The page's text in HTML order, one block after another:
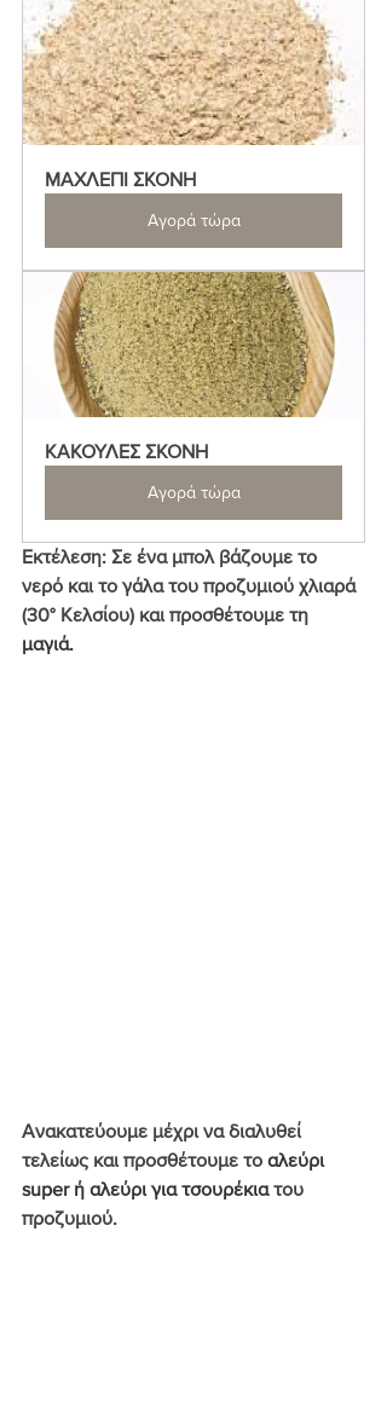
ΜΑΧΛΕΠΙ ΣΚΟΝΗ
Αγορά τώρα
ΚΑΚΟΥΛΕΣ ΣΚΟΝΗ
Αγορά τώρα
Εκτέλεση: Σε ένα μπολ βάζουμε το
νερό και το γάλα του προζυμιού χλιαρά
(30° Κελσίου) και προσθέτουμε τη
μαγιά.
Ανακατεύουμε μέχρι να διαλυθεί
τελείως και προσθέτουμε το αλεύρι
super ή αλεύρι για τσουρέκια του
προζυμιού.